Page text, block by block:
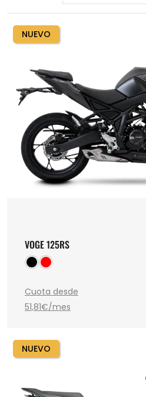
NUEVO
VOGE 125RS
Cuota desde
51,81€/mes
NUEVO